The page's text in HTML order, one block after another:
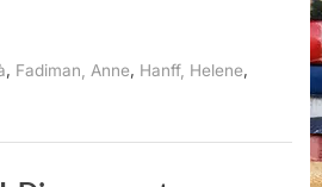
Fadiman, Anne Hanff, Helene